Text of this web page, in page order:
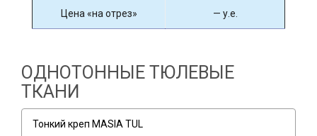
Цена «на отрез» — у.е.
ОДНОТОННЫЕ ТЮЛЕВЫЕ
ТКАНИ
Тонкий креп MASIA TUL